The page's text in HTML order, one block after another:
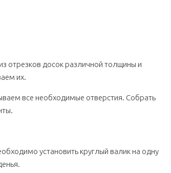
отрезков досок различной толщины и
их.
все необходимые отверстия. Собрать
установить круглый валик на одну